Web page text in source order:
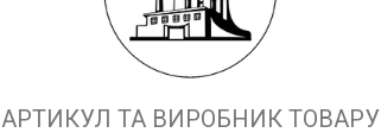
АРТИКУЛ ТА ВИРОБНИК ТОВАРУ